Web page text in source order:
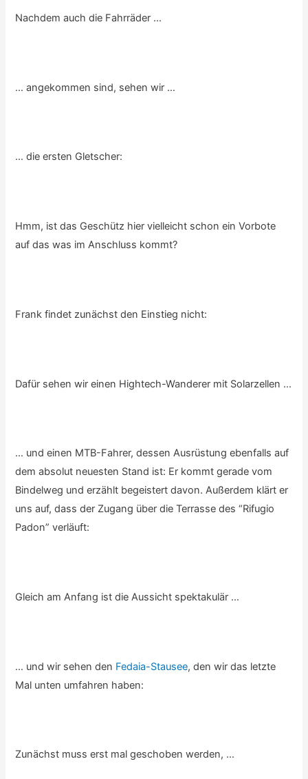
Nachdem auch die Fahrräder …
… angekommen sind, sehen wir …
… die ersten Gletscher:
Hmm, ist das Geschütz hier vielleicht schon ein Vorbote
auf das was im Anschluss kommt?
Frank findet zunächst den Einstieg nicht:
Dafür sehen wir einen Hightech-Wanderer mit Solarzellen …
… und einen MTB-Fahrer, dessen Ausrüstung ebenfalls auf
dem absolut neuesten Stand ist: Er kommt gerade vom
Bindelweg und erzählt begeistert davon. Außerdem klärt er
uns auf, dass der Zugang über die Terrasse des “Rifugio
Padon” verläuft:
Gleich am Anfang ist die Aussicht spektakulär …
… und wir sehen den Fedaia-Stausee, den wir das letzte
Mal unten umfahren haben:
Zunächst muss erst mal geschoben werden, …